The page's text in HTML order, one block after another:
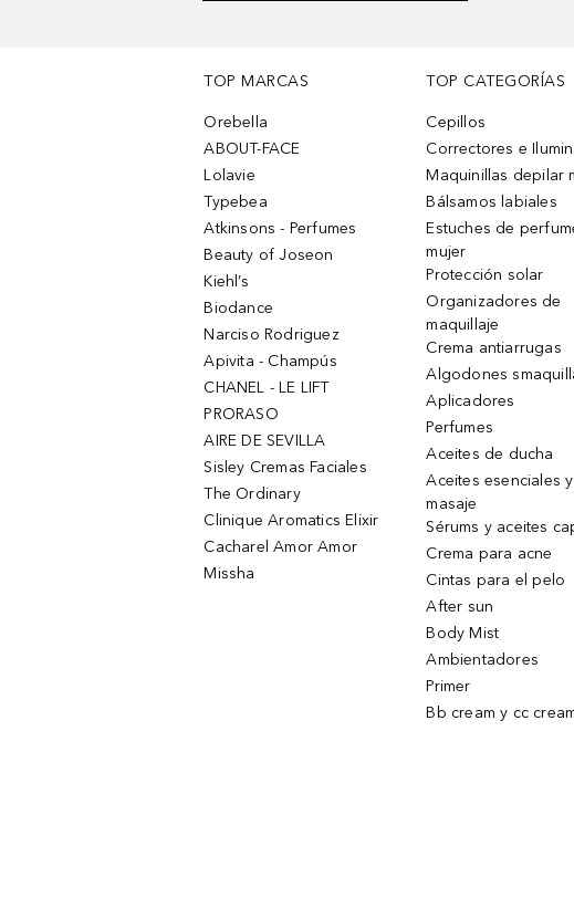
TOP MARCAS
Orebella
ABOUT-FACE
Lolavie
Typebea
Atkinsons - Perfumes
Beauty of Joseon
Kiehl’s
Biodance
Narciso Rodriguez
Apivita - Champús
CHANEL - LE LIFT
PRORASO
AIRE DE SEVILLA
Sisley Cremas Faciales
The Ordinary
Clinique Aromatics Elixir
Cacharel Amor Amor
Missha
TOP CATEGORÍAS
Cepillos
Correctores e
Maquinillas depilar
Bálsamos labiales
Estuches de
mujer
Protección solar
Organizadores de
maquillaje
Crema antiarrugas
Algodones
Aplicadores
Perfumes
Aceites de ducha
Aceites esenciales
masaje
Sérums y aceites
Crema para acne
Cintas para el pelo
After sun
Body Mist
Ambientadores
Primer
Bb cream y cc